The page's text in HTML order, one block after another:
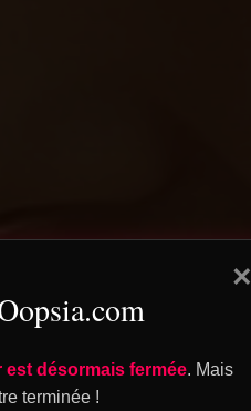
×
est désormais fermée. Mais
terminée !